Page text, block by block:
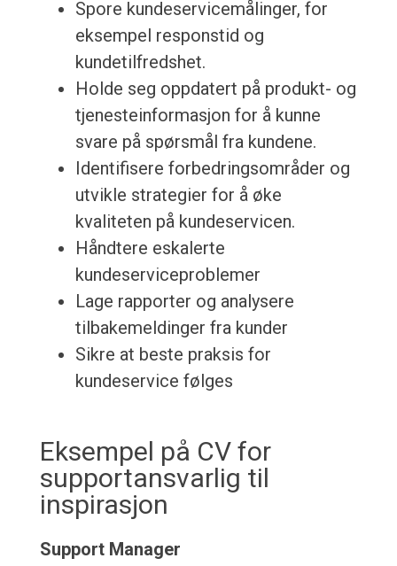
Spore kundeservicemålinger, for
eksempel responstid og
kundetilfredshet.
Holde seg oppdatert på produkt- og
tjenesteinformasjon for å kunne
svare på spørsmål fra kundene.
Identifisere forbedringsområder og
utvikle strategier for å øke
kvaliteten på kundeservicen.
Håndtere eskalerte
kundeserviceproblemer
Lage rapporter og analysere
tilbakemeldinger fra kunder
Sikre at beste praksis for
kundeservice følges
Eksempel på CV for
supportansvarlig til
inspirasjon
Support Manager